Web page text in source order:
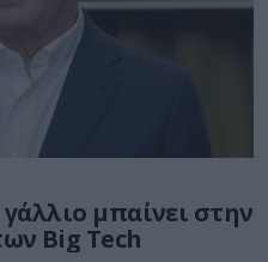
μπαίνει στην
Big Tech